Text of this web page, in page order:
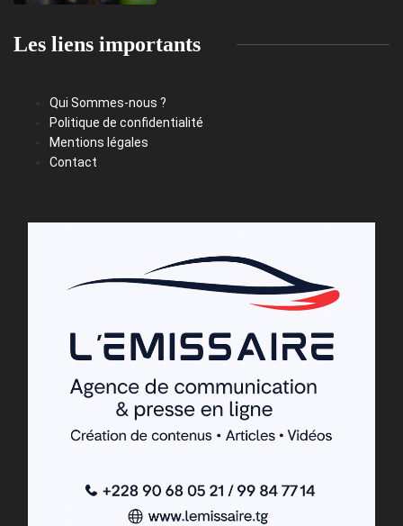
Les liens importants
Qui Sommes-nous ?
Politique de confidentialité
Mentions légales
Contact